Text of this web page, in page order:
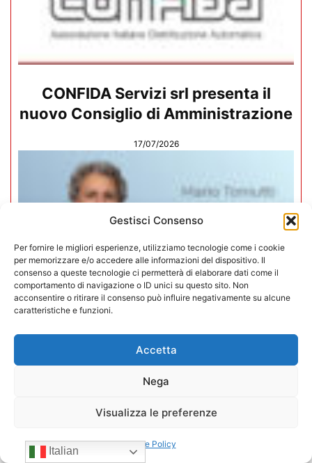
Gestisci Consenso
Per fornire le migliori esperienze, utilizziamo tecnologie come i cookie
per memorizzare e/o accedere alle informazioni del dispositivo. Il
consenso a queste tecnologie ci permetterà di elaborare dati come il
comportamento di navigazione o ID unici su questo sito. Non
acconsentire o ritirare il consenso può influire negativamente su alcune
caratteristiche e funzioni.
Accetta
Nega
Visualizza le preferenze
Cookie Policy
CONFIDA Servizi srl presenta il
nuovo Consiglio di Amministrazione
17/07/2026
Mario Toniutti confermato Vice
Presidente di CONFIDA per il
quadriennio 2026-2030
15/07/2026
Italian